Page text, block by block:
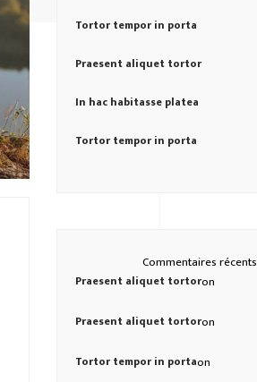
Tortor tempor in porta
Praesent aliquet tortor
In hac habitasse platea
Tortor tempor in porta
Commentaires récents
on
Praesent aliquet tortor
on
Praesent aliquet tortor
on
Tortor tempor in porta